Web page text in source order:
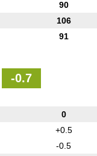
90
106
91
-0.7
0
+0.5
-0.5